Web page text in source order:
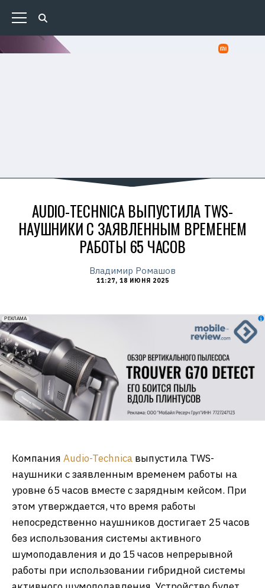
AUDIO-TECHNICA ВЫПУСТИЛА TWS-
НАУШНИКИ С ЗАЯВЛЕННЫМ ВРЕМЕНЕМ
РАБОТЫ 65 ЧАСОВ
Владимир Ромашов
11:27, 18 ИЮНЯ 2025
erid: 2VfnxxmNzs5
РЕКЛАМА
Компания Audio-Technica выпустила TWS-
наушники с заявленным временем работы на
уровне 65 часов вместе с зарядным кейсом. При
этом утверждается, что время работы
непосредственно наушников достигает 25 часов
без использования системы активного
шумоподавления и до 15 часов непрерывной
работы при использовании гибридной системы